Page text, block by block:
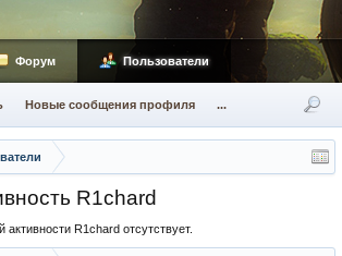
R1chard
R1chard отсутствует.
Форум Пользователи
Новые сообщения профиля ...